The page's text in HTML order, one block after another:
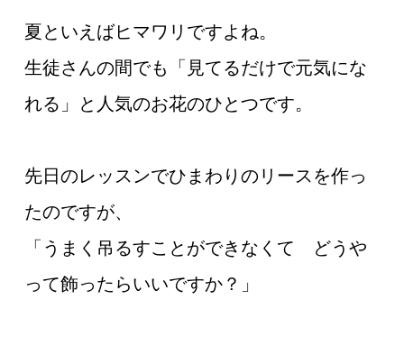
夏といえばヒマワリですよね。
生徒さんの間でも「見てるだけで元気にな
れる」と人気のお花のひとつです。
先日のレッスンでひまわりのリースを作っ
たのですが、
「うまく吊るすことができなくて どうや
って飾ったらいいですか？」